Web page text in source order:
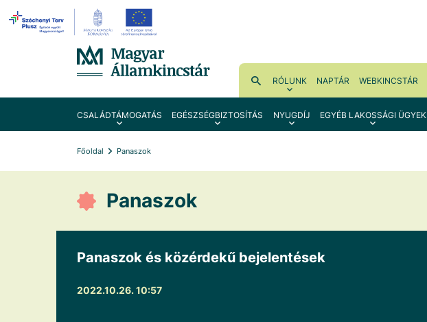
RÓLUNK NAPTÁR WEBKINCSTÁR
CSALÁDTÁMOGATÁS EGÉSZSÉGBIZTOSÍTÁS NYUGDÍJ EGYÉB LAKOSSÁGI ÜGYEK
Főoldal Panaszok
Panaszok
Panaszok és közérdekű bejelentések
2022.10.26. 10:57